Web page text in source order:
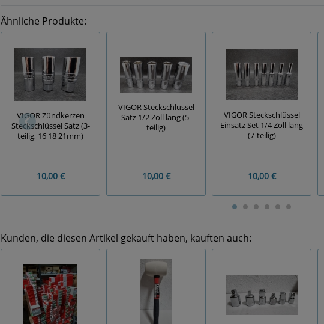
Ähnliche Produkte:
VIGOR Zündkerzen
Steckschlüssel Satz (3-
teilig, 16 18 21mm)
10,00 €
VIGOR Steckschlüssel
Satz 1/2 Zoll lang (5-
teilig)
10,00 €
VIGOR Steckschlüssel
Einsatz Set 1/4 Zoll lang
(7-teilig)
10,00 €
Kunden, die diesen Artikel gekauft haben, kauften auch: